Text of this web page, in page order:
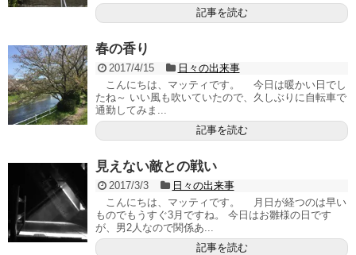
記事を読む
春の香り
2017/4/15
日々の出来事
こんにちは、マッティです。 今日は暖かい日でし
たね～ いい風も吹いていたので、久しぶりに自転車で
通勤してみま...
記事を読む
見えない敵との戦い
2017/3/3
日々の出来事
こんにちは、マッティです。 月日が経つのは早い
ものでもうすぐ3月ですね。 今日はお雛様の日です
が、男2人なので関係あ...
記事を読む